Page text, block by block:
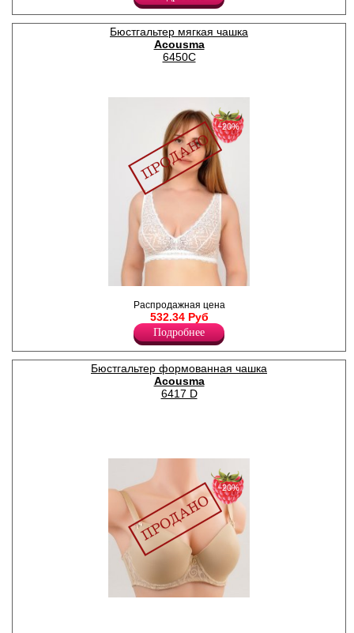
регулируются по длине,
съемные.
Нейлон 88%
Спандекс 12%
Бюстгальтер мягкая чашка
Acousma
6450C
мягкими чашками из
кружевного полотна, без
косточек. Бретели
регулируются по длине, НЕ
съемные.
Нейлон 82%
Спандекс 18%
−20%
Распродажная цена
532.34 Руб
Подробнее
Бюстгальтер формованная чашка
Acousma
6417 D
−20%